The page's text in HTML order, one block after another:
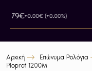
+0.00€ (+0.00%)
Αρχική Επώνυμα Ρολόγια
Ploprof 1200M